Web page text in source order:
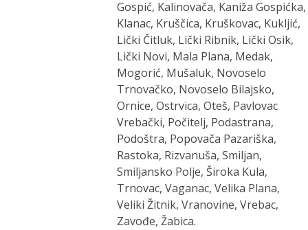
Gospić, Kalinovača, Kaniža Gospićka,
Klanac, Kruščica, Kruškovac, Kukljić,
Lički Čitluk, Lički Ribnik, Lički Osik,
Lički Novi, Mala Plana, Medak,
Mogorić, Mušaluk, Novoselo
Trnovačko, Novoselo Bilajsko,
Ornice, Ostrvica, Oteš, Pavlovac
Vrebački, Počitelj, Podastrana,
Podoštra, Popovača Pazariška,
Rastoka, Rizvanuša, Smiljan,
Smiljansko Polje, Široka Kula,
Trnovac, Vaganac, Velika Plana,
Veliki Žitnik, Vranovine, Vrebac,
Zavođe, Žabica.